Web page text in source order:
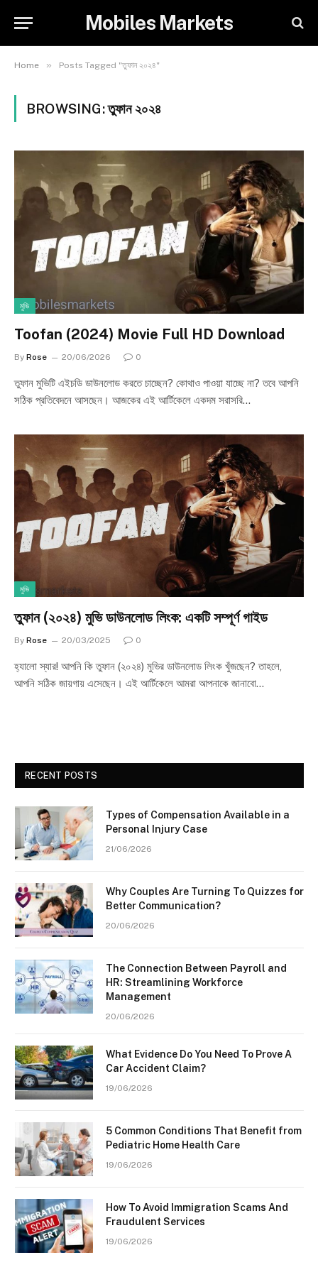
Mobiles Markets
Home » Posts Tagged "তুফান ২০২৪"
BROWSING:তুফান ২০২৪
মুভি
Toofan (2024) Movie Full HD Download
By Rose 20/06/2026 0
তুফান মুভিটি এইচডি ডাউনলোড করতে চাচ্ছেন? কোথাও পাওয়া যাচ্ছে না? তবে আপনি
সঠিক প্রতিবেদনে আসছেন। আজকের এই আর্টিকেলে একদম সরাসরি…
মুভি
তুফান (২০২৪) মুভি ডাউনলোড লিংক: একটি সম্পূর্ণ গাইড
By Rose 20/03/2025 0
হ্যালো স্যার! আপনি কি তুফান (২০২৪) মুভির ডাউনলোড লিংক খুঁজছেন? তাহলে,
আপনি সঠিক জায়গায় এসেছেন। এই আর্টিকেলে আমরা আপনাকে জানাবো…
RECENT POSTS
Types of Compensation Available in a
Personal Injury Case
21/06/2026
Why Couples Are Turning To Quizzes for
Better Communication?
20/06/2026
The Connection Between Payroll and
HR: Streamlining Workforce
Management
20/06/2026
What Evidence Do You Need To Prove A
Car Accident Claim?
19/06/2026
5 Common Conditions That Benefit from
Pediatric Home Health Care
19/06/2026
How To Avoid Immigration Scams And
Fraudulent Services
19/06/2026